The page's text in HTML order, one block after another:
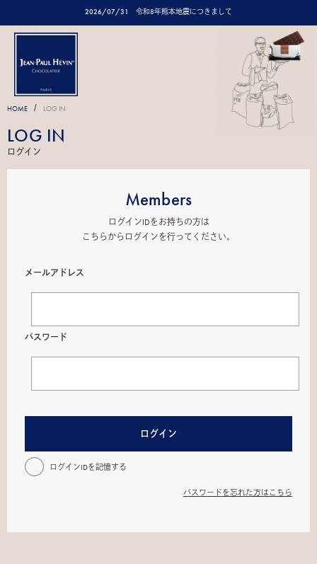
2026/07/31 令和8年熊本地震につきまして
HOME / LOG IN
LOG IN
ログイン
Members
ログインIDをお持ちの方は
こちらからログインを行ってください。
メールアドレス
パスワード
ログイン
ログインIDを記憶する
パスワードを忘れた方はこちら